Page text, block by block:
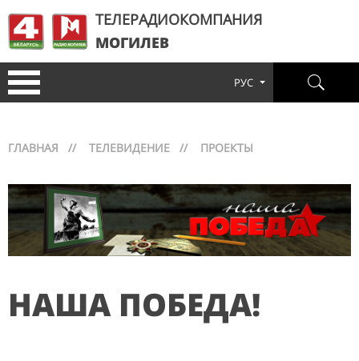
ТЕЛЕРАДИОКОМПАНИЯ
МОГИЛЕВ
РУС
ГЛАВНАЯ // ТЕЛЕВИДЕНИЕ // ПРОЕКТЫ
НАША ПОБЕДА!